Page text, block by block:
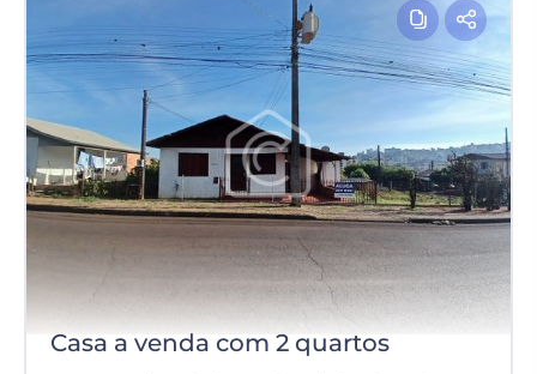
Casa a venda com 2 quartos